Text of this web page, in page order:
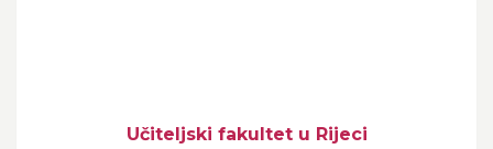
Učiteljski fakultet u Rijeci